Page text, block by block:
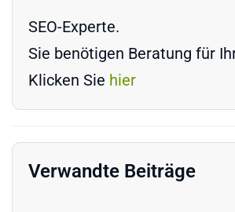
SEO-Experte.
Sie benötigen Beratung für
Klicken Sie hier
Verwandte Beiträge